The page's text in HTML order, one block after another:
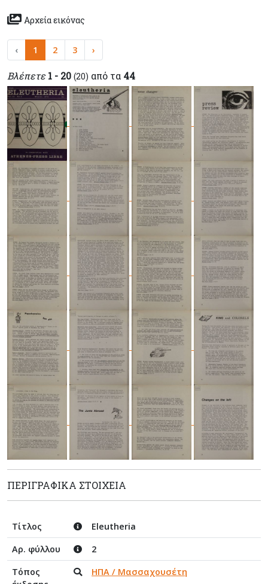
Αρχεία εικόνας
‹ 1 2 3 ›
Βλέπετε 1 - 20 (20) από τα 44
ΠΕΡΙΓΡΑΦΙΚΆ ΣΤΟΙΧΕΊΑ
Τίτλος
Eleutheria
Αρ. φύλλου
2
Τόπος
ΗΠΑ / Μασσαχουσέτη